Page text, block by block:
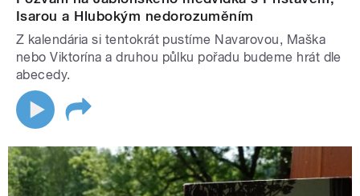
Isarou a Hlubokým nedorozuměním
Z kalendária si tentokrát pustíme Navarovou, Maška
nebo Viktorína a druhou půlku pořadu budeme hrát dle
abecedy.